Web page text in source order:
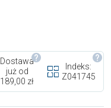
Dostawa
już od
189,00 zł
Indeks:
Z041745